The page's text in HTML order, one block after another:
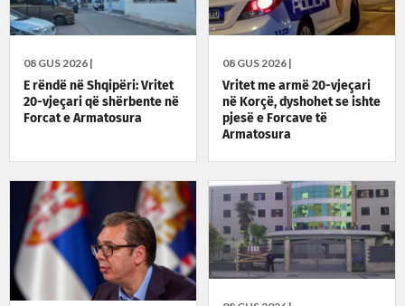
08 GUS 2026 |
E rëndë në Shqipëri: Vritet
20-vjeçari që shërbente në
Forcat e Armatosura
08 GUS 2026 |
Vritet me armë 20-vjeçari
në Korçë, dyshohet se ishte
pjesë e Forcave të
Armatosura